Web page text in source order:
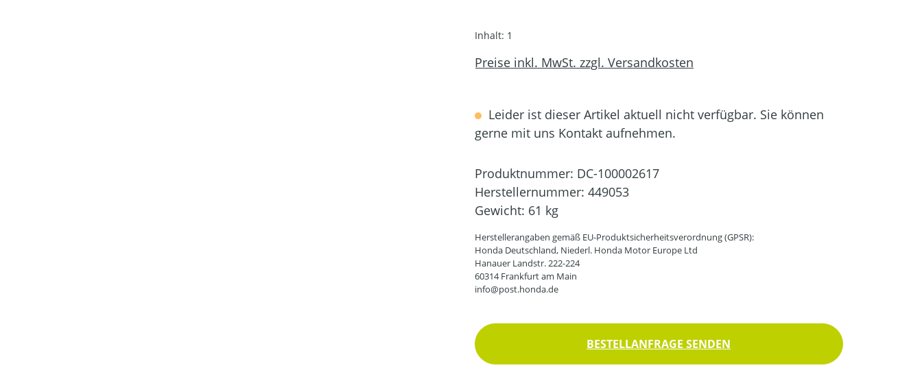
Inhalt: 1
Preise inkl. MwSt. zzgl. Versandkosten
Leider ist dieser Artikel aktuell nicht verfügbar. Sie können
gerne mit uns Kontakt aufnehmen.
Produktnummer: DC-100002617
Herstellernummer: 449053
Gewicht: 61 kg
Herstellerangaben gemäß EU-Produktsicherheitsverordnung (GPSR):
Honda Deutschland, Niederl. Honda Motor Europe Ltd
Hanauer Landstr. 222-224
60314 Frankfurt am Main
info@post.honda.de
BESTELLANFRAGE SENDEN